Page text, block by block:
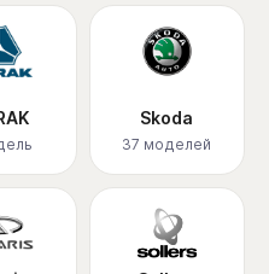
Skoda
37 моделей